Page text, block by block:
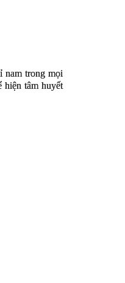
nam trong mọi
hiện tâm huyết